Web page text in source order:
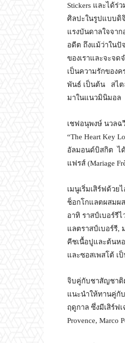
Stickers และได้ร่
ศิลปะในรูปแบบดิจิ
แรงบันดาลใจจา
อดีต ถึงแม้ว่าในปั
ของเราและจะจด
เป็นความรักของค
พันธ์ เป็นต้น สไต
มาในแนวมินิมอล
เชฟอนุพงษ์ นวลฉ
“The Heart Key
อัลมอนด์บิสกิต ได้
แฟรส์ (Mariage
เมนูเริ่มเสิร์ฟด้ว
ช็อกโกแลตผสมผ
อาทิ ราสป์เบอร์รี
แลตราสป์เบอร์รี,
คีชเนื้อปูและต้นห
และซอสเพสโต้ เ
จิบคู่กับชาสัญชาติฝ
แนะนำให้ทานคู่กับ
ฤดูกาล ซึ่งมีเสิร์ฟ
Provence, Marco